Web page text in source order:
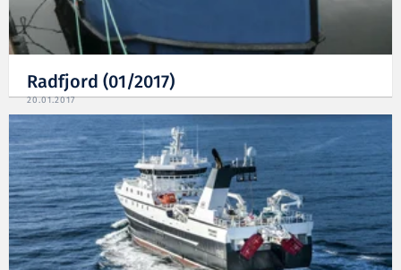
Radfjord (01/2017)
20.01.2017